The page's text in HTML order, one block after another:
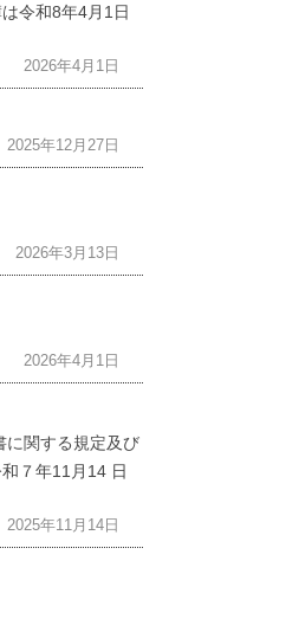
令和8年4月1日
2026年4月1日
2025年12月27日
2026年3月13日
2026年4月1日
に関する規定及び
７年11月14 日
2025年11月14日